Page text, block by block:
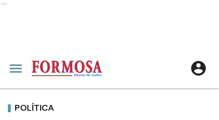
Ads
POLÍTICA